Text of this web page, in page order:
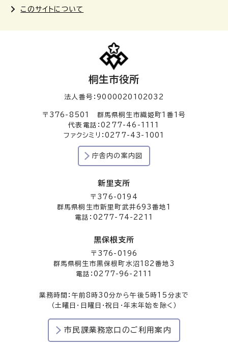
このサイトについて
桐生市役所
法人番号：9000020102032
〒376-8501 群馬県桐生市織姫町1番1号
代表電話：0277-46-1111
ファクシミリ：0277-43-1001
庁舎内の案内図
新里支所
〒376-0194
群馬県桐生市新里町武井693番地1
電話：0277-74-2211
黒保根支所
〒376-0196
群馬県桐生市黒保根町水沼182番地3
電話：0277-96-2111
業務時間：午前8時30分から午後5時15分まで
（土曜日・日曜日・祝日・年末年始を除く）
市民課業務窓口のご利用案内